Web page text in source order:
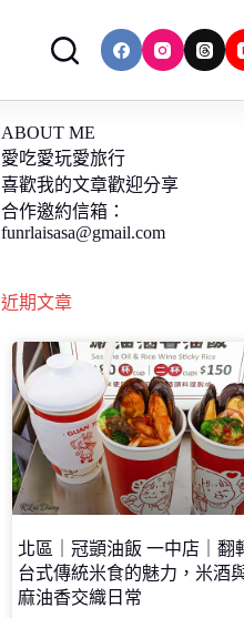
ABOUT ME
愛吃愛玩愛旅行
喜歡我的文章歡迎分享
合作邀約信箱：
funrlaisasa@gmail.com
近期文章
北區｜冠顗油飯 一中店｜翻
台式傳統米食的魅力，米酒
麻油香交織日常